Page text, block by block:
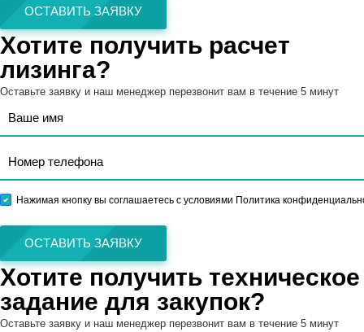
ОСТАВИТЬ ЗАЯВКУ
Хотите получить расчет
лизинга?
Оставьте заявку и наш менеджер перезвонит вам в течение 5 минут
Нажимая кнопку вы соглашаетесь с условиями Политика
ОСТАВИТЬ ЗАЯВКУ
Хотите получить техническое
задание для закупок?
Оставьте заявку и наш менеджер перезвонит вам в течение 5 минут